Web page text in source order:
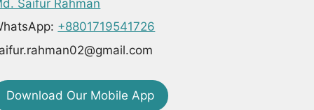
Saifur Rahman
+8801719541726
Download Our Mobile App